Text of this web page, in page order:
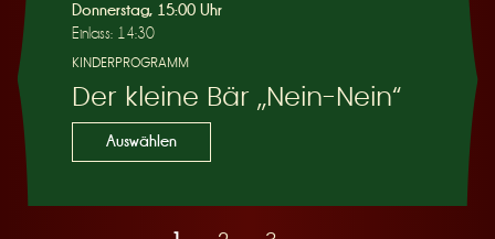
Donnerstag, 15:00 Uhr
Einlass: 14:30
KINDERPROGRAMM
Der kleine Bär „Nein-Nein“
Auswählen